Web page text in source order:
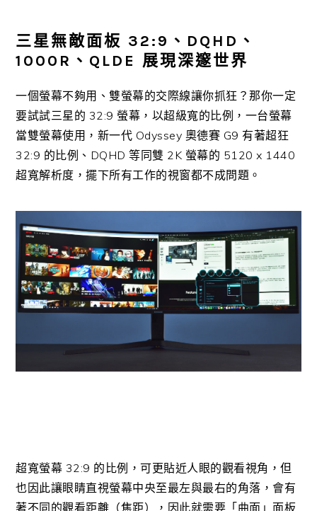
三星無敵面板 32:9、DQHD、
1000R、QLDE 展現深邃世界
一個螢幕不夠用、雙螢幕的交際線讓你抓狂？那你一定
要試試三星的 32:9 螢幕，以超級寬的比例，一台螢幕
當雙螢幕使用，新一代 Odyssey 奧德賽 G9 有著超狂
32:9 的比例、DQHD 等同雙 2K 螢幕的 5120 x 1440
超寬解析度，擺下所有工作的視窗都不成問題。
超寬螢幕 32:9 的比例，可更貼近人眼的觀看視角，但
也因此讓眼睛直視螢幕中央至最左與最右的角落，會有
著不同的觀看距離（焦距），因此就需要「曲面」面板